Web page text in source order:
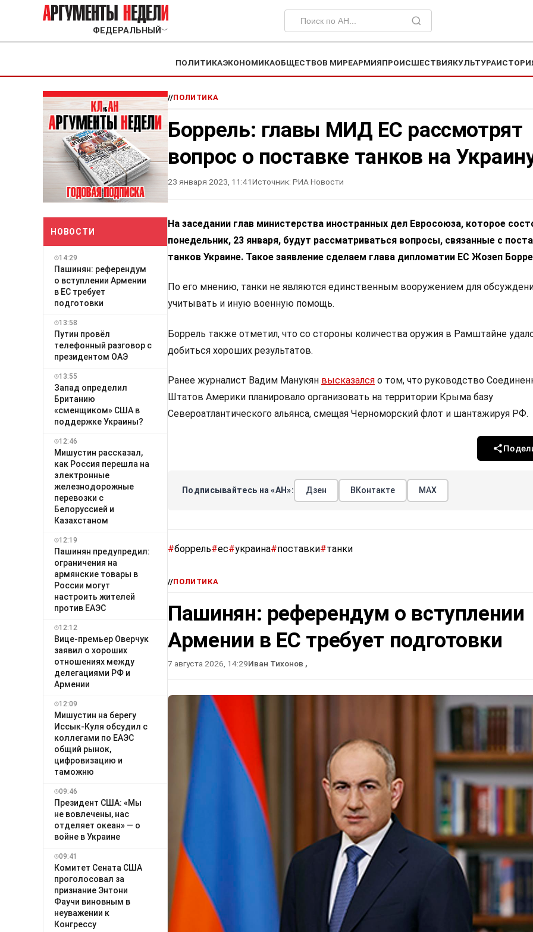
ФЕДЕРАЛЬНЫЙ ﹀
ПОЛИТИКАЭКОНОМИКАОБЩЕСТВОВ МИРЕАРМИЯПРОИСШЕСТВИЯКУЛЬТУРА
НОВОСТИ
14:29
Пашинян: референдум
о вступлении Армении
в ЕС требует
подготовки
13:58
Путин провёл
телефонный разговор с
президентом ОАЭ
13:55
Запад определил
Британию
«сменщиком» США в
поддержке Украины?
12:46
Мишустин рассказал,
как Россия перешла на
электронные
железнодорожные
перевозки с
Белоруссией и
Казахстаном
12:19
Пашинян предупредил:
ограничения на
армянские товары в
России могут
настроить жителей
против ЕАЭС
12:12
Вице-премьер Оверчук
заявил о хороших
отношениях между
делегациями РФ и
Армении
12:09
Мишустин на берегу
Иссык-Куля обсудил с
коллегами по ЕАЭС
общий рынок,
цифровизацию и
таможню
09:46
Президент США: «Мы
не вовлечены, нас
отделяет океан» — о
войне в Украине
09:41
Комитет Сената США
проголосовал за
признание Энтони
Фаучи виновным в
неуважении к
Конгрессу
//ПОЛИТИКА
Боррель: главы МИД ЕС рассмотрят
вопрос о поставке танков на
23 января 2023, 11:41Источник: РИА Новости
На заседании глав министерства иностранных дел Евросоюза, которое
понедельник, 23 января, будут рассматриваться вопросы, связанные с
танков Украине. Такое заявление сделаем глава дипломатии ЕС Жозеп
По его мнению, танки не являются единственным вооружением для
учитывать и иную военную помощь.
Боррель также отметил, что со стороны количества оружия в Рамштайне
добиться хороших результатов.
Ранее журналист Вадим Манукян высказался о том, что руководство
Штатов Америки планировало организовать на территории Крыма базу
Североатлантического альянса, смещая Черноморский флот и шантажируя РФ.
Подписывайтесь на «АН»: Дзен ВКонтакте МАХ
#боррель#ес#украина#поставки#танки
//ПОЛИТИКА
Пашинян: референдум о вступлении
Армении в ЕС требует подготовки
7 августа 2026, 14:29Иван Тихонов ,